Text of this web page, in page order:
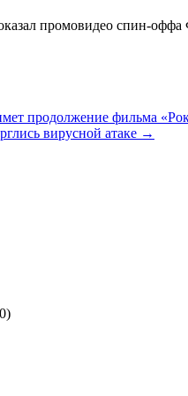
промовидео спин-
продолжение фильма
вирусной атаке →